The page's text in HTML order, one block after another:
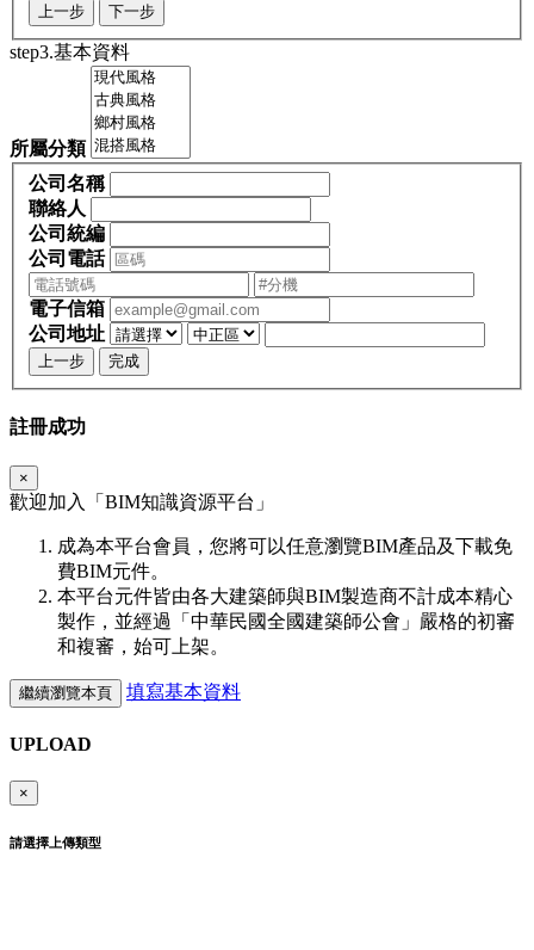
上一步 下一步
step3.基本資料
所屬分類
公司名稱
聯絡人
公司統編
公司電話
電子信箱
公司地址
上一步 完成
註冊成功
×
歡迎加入「 BIM知識資源平台」
成為本平台會員，您將可以任意瀏覽BIM產品及下載免
費BIM元件。
本平台元件皆由各大建築師與BIM製造商不計成本精心
製作，並經過「中華民國全國建築師公會」嚴格的初審
和複審，始可上架。
繼續瀏覽本頁 填寫基本資料
UPLOAD
×
請選擇上傳類型